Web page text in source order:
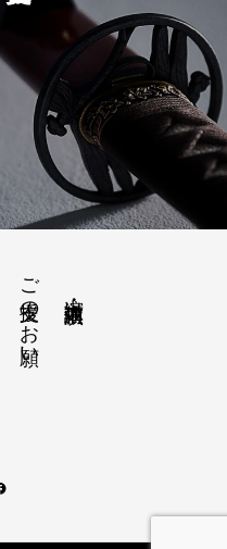
ご支援のお願い